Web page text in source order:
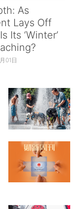
As
Lays Off
Its ‘Winter’
01日